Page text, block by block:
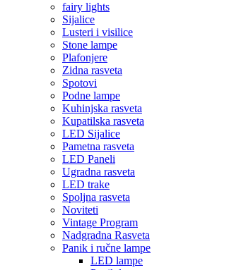
fairy lights
Sijalice
Lusteri i visilice
Stone lampe
Plafonjere
Zidna rasveta
Spotovi
Podne lampe
Kuhinjska rasveta
Kupatilska rasveta
LED Sijalice
Pametna rasveta
LED Paneli
Ugradna rasveta
LED trake
Spoljna rasveta
Noviteti
Vintage Program
Nadgradna Rasveta
Panik i ručne lampe
LED lampe